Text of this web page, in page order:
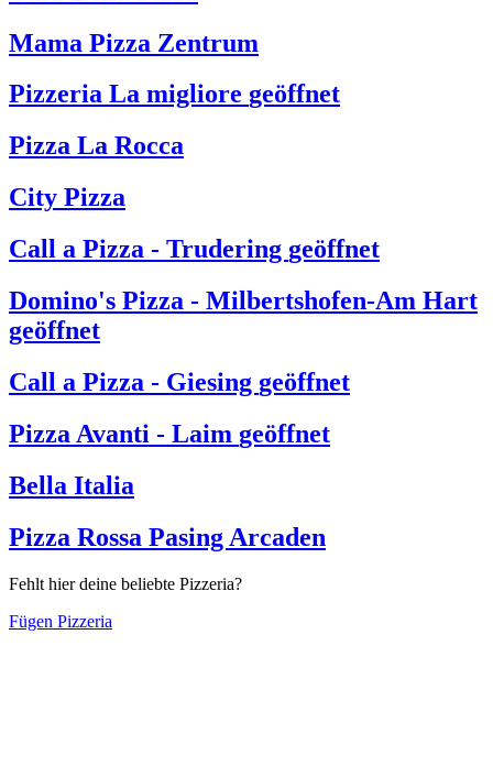
Mama Pizza Zentrum
Pizzeria La migliore geöffnet
Pizza La Rocca
City Pizza
Call a Pizza - Trudering geöffnet
Domino's Pizza - Milbertshofen-Am Hart
geöffnet
Call a Pizza - Giesing geöffnet
Pizza Avanti - Laim geöffnet
Bella Italia
Pizza Rossa Pasing Arcaden
Fehlt hier deine beliebte Pizzeria?
Fügen Pizzeria